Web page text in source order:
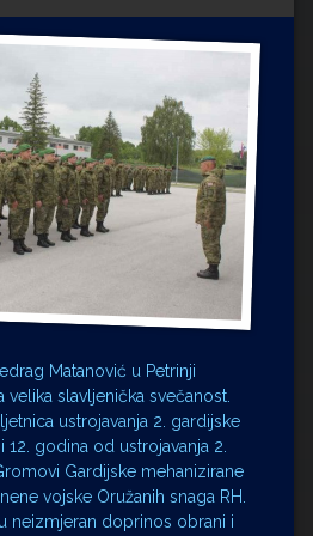
Matanović u Petrinji
slavljenička svečanost.
ustrojavanja 2. gardijske
godina od ustrojavanja 2.
Gardijske mehanizirane
vojske Oružanih snaga RH.
neizmjeran doprinos obrani i